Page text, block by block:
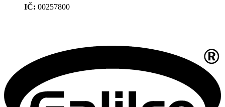
IČ: 00257800